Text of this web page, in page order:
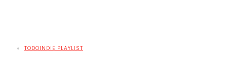
TODOINDIE PLAYLIST